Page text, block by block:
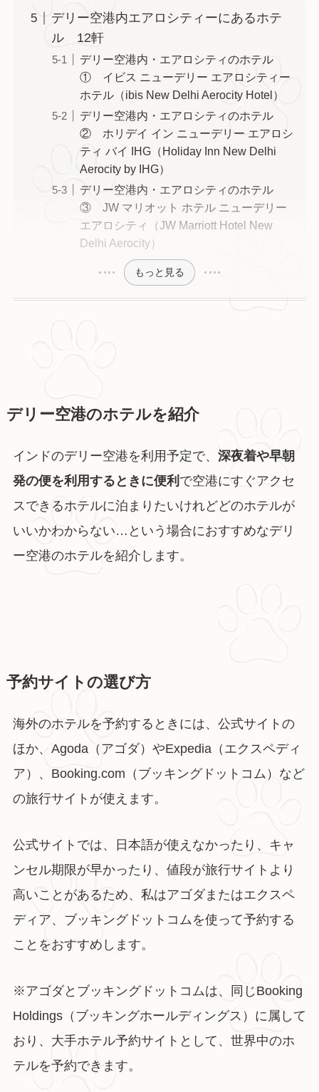
デリー空港内エアロシティーにあるホテ
ル 12軒
デリー空港内・エアロシティのホテル
① イビス ニューデリー エアロシティー
ホテル（ibis New Delhi Aerocity Hotel）
デリー空港内・エアロシティのホテル
② ホリデイ イン ニューデリー エアロシ
ティ バイ IHG（Holiday Inn New Delhi
Aerocity by IHG）
デリー空港内・エアロシティのホテル
③ JW マリオット ホテル ニューデリー
エアロシティ（JW Marriott Hotel New
Delhi Aerocity）
もっと見る
デリー空港のホテルを紹介
インドのデリー空港を利用予定で、 深夜着や早朝
発の便を利用するときに便利 で空港にすぐアクセ
スできるホテルに泊まりたいけれどどのホテルが
いいかわからない…という場合におすすめなデリ
ー空港のホテルを紹介します。
予約サイトの選び方
海外のホテルを予約するときには、公式サイトの
ほか、Agoda（アゴダ）やExpedia（エクスペディ
ア）、Booking.com（ブッキングドットコム）など
の旅行サイトが使えます。
公式サイトでは、日本語が使えなかったり、キャ
ンセル期限が早かったり、値段が旅行サイトより
高いことがあるため、私はアゴダまたはエクスペ
ディア、ブッキングドットコムを使って予約する
ことをおすすめします。
※アゴダとブッキングドットコムは、同じBooking
Holdings（ブッキングホールディングス）に属して
おり、大手ホテル予約サイトとして、世界中のホ
テルを予約できます。